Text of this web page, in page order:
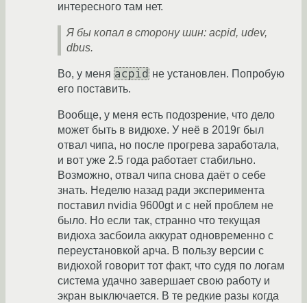
интересного там нет.
Я бы копал в сторону шин: acpid, udev,
dbus.
Во, у меня acpid не установлен. Попробую
его поставить.
Вообще, у меня есть подозрение, что дело
может быть в видюхе. У неё в 2019г был
отвал чипа, но после прогрева заработала,
и вот уже 2.5 года работает стабильно.
Возможно, отвал чипа снова даёт о себе
знать. Неделю назад ради эксперимента
поставил nvidia 9600gt и с ней проблем не
было. Но если так, странно что текущая
видюха засбоила аккурат одновременно с
переустановкой арча. В пользу версии с
видюхой говорит тот факт, что судя по логам
система удачно завершает свою работу и
экран выключается. В те редкие разы когда